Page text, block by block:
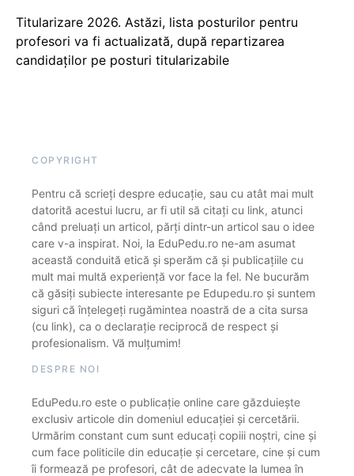
Titularizare 2026. Astăzi, lista posturilor pentru
profesori va fi actualizată, după repartizarea
candidaților pe posturi titularizabile
COPYRIGHT
Pentru că scrieți despre educație, sau cu atât mai mult
datorită acestui lucru, ar fi util să citați cu link, atunci
când preluați un articol, părți dintr-un articol sau o idee
care v-a inspirat. Noi, la EduPedu.ro ne-am asumat
această conduită etică și sperăm că și publicațiile cu
mult mai multă experiență vor face la fel. Ne bucurăm
că găsiți subiecte interesante pe Edupedu.ro și suntem
siguri că înțelegeți rugămintea noastră de a cita sursa
(cu link), ca o declarație reciprocă de respect și
profesionalism. Vă mulțumim!
DESPRE NOI
EduPedu.ro este o publicație online care găzduiește
exclusiv articole din domeniul educației și cercetării.
Urmărim constant cum sunt educați copiii noștri, cine și
cum face politicile din educație și cercetare, cine și cum
îi formează pe profesori, cât de adecvate la lumea în